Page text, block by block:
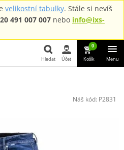
velikostní tabulky. Stále si nevíš
491 007 007 nebo info@ixs-
Hledat Účet
0
Košík Menu
Náš kód: P2831